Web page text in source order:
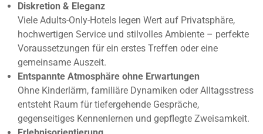
Diskretion & Eleganz
Viele Adults-Only-Hotels legen Wert auf Privatsphäre,
hochwertigen Service und stilvolles Ambiente – perfekte
Voraussetzungen für ein erstes Treffen oder eine
gemeinsame Auszeit.
Entspannte Atmosphäre ohne Erwartungen
Ohne Kinderlärm, familiäre Dynamiken oder Alltagsstress
entsteht Raum für tiefergehende Gespräche,
gegenseitiges Kennenlernen und gepflegte Zweisamkeit.